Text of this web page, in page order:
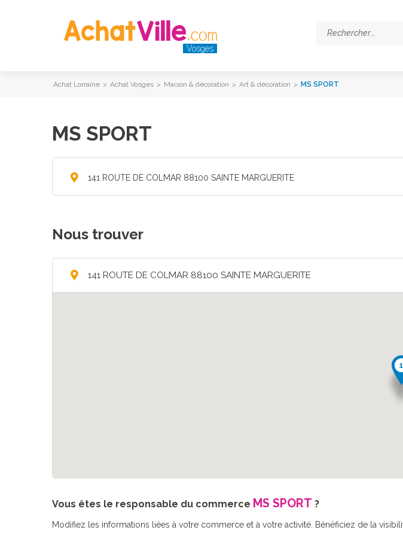
Vosges
Achat Lorraine > Achat Vosges > Maison & décoration > Art & décoration > MS SPORT
MS SPORT
141 ROUTE DE COLMAR 88100 SAINTE MARGUERITE
Nous trouver
141 ROUTE DE COLMAR 88100 SAINTE MARGUERITE
Vous êtes le responsable du commerce MS SPORT ?
Modifiez les informations liées à votre commerce et à votre activité. Bénéficiez de la